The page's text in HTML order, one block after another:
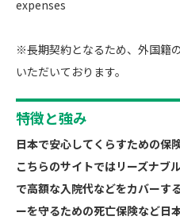
expenses
※長期契約となるため、外国籍
いただいております。
特徴と強み
日本で安心してくらすための保
こちらのサイトではリーズナ
で高額な入院代などをカバーす
ーを守るための死亡保険など日